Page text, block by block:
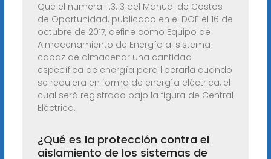
Que el numeral 1.3.13 del Manual de Costos
de Oportunidad, publicado en el DOF el 16 de
octubre de 2017, define como Equipo de
Almacenamiento de Energía al sistema
capaz de almacenar una cantidad
específica de energía para liberarla cuando
se requiera en forma de energía eléctrica, el
cual será registrado bajo la figura de Central
Eléctrica.
¿Qué es la protección contra el
aislamiento de los sistemas de